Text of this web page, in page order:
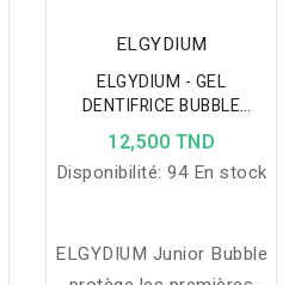
ELGYDIUM
ELGYDIUM - GEL
DENTIFRICE BUBBLE
PROTECTION CARIES
JUNIOR 50ML
12,500 TND
Disponibilité: 94 En stock
ELGYDIUM Junior Bubble